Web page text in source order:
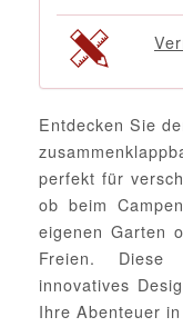
Entdecken Sie
perfekt für
ob beim
eigenen Garten
Freien.
innovatives
Ihre Abenteuer